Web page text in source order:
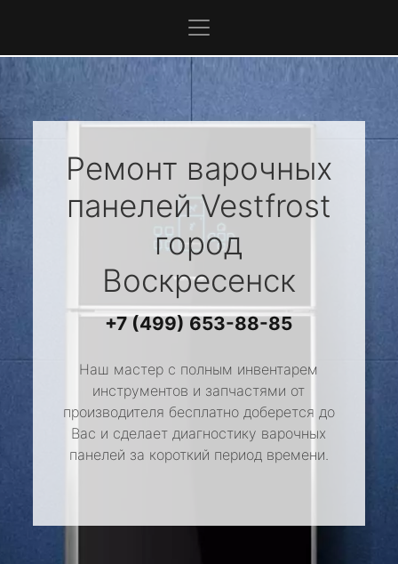
Ремонт варочных
панелейVestfrost
город
Воскресенск
+7 (499) 653-88-85
Наш мастер с полным инвентарем
инструментов и запчастями от
производителя бесплатно доберется до
Вас и сделает диагностику варочных
панелей за короткий период времени.